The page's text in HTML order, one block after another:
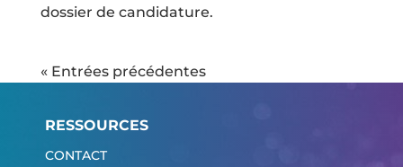
dossier de candidature.
« Entrées précédentes
RESSOURCES
CONTACT